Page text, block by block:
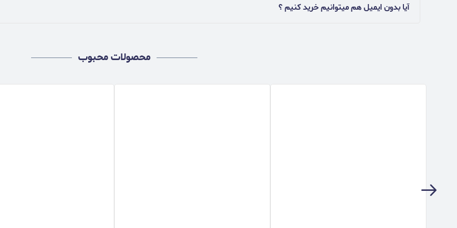
آیا بدون ایمیل هم میتوانیم خرید کنیم ؟
محصولات محبوب